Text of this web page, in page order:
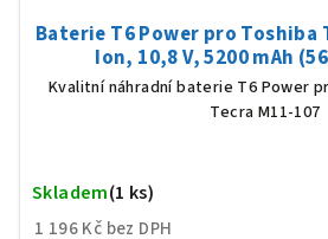
Baterie T6 Power pro Toshiba
Ion, 10,8 V, 5200 mAh
Kvalitní náhradní baterie T6 Power
Tecra M11-107
1 196 Kč bez DPH
Skladem(1 ks)